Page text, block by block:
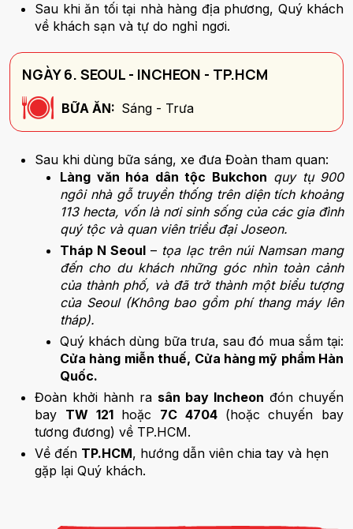
Sau khi ăn tối tại nhà hàng địa phương, Quý khách
về khách sạn và tự do nghỉ ngơi.
NGÀY 6. SEOUL - INCHEON - TP.HCM
BỮA ĂN: Sáng - Trưa
Sau khi dùng bữa sáng, xe đưa Đoàn tham quan:
Làng văn hóa dân tộc Bukchon quy tụ 900
ngôi nhà gỗ truyền thống trên diện tích khoảng
113 hecta, vốn là nơi sinh sống của các gia đình
quý tộc và quan viên triều đại Joseon.
Tháp N Seoul – tọa lạc trên núi Namsan mang
đến cho du khách những góc nhìn toàn cảnh
của thành phố, và đã trở thành một biểu tượng
của Seoul (Không bao gồm phí thang máy lên
tháp).
Quý khách dùng bữa trưa, sau đó mua sắm tại:
Cửa hàng miễn thuế, Cửa hàng mỹ phẩm Hàn
Quốc.
Đoàn khởi hành ra sân bay Incheon đón chuyến
bay TW 121hoặc 7C 4704 (hoặc chuyến bay
tương đương) về TP.HCM.
Về đến TP.HCM, hướng dẫn viên chia tay và hẹn
gặp lại Quý khách.